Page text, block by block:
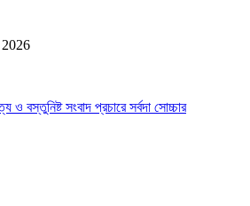
বস্তুনিষ্ট সংবাদ প্রচারে সর্বদা সোচ্চার